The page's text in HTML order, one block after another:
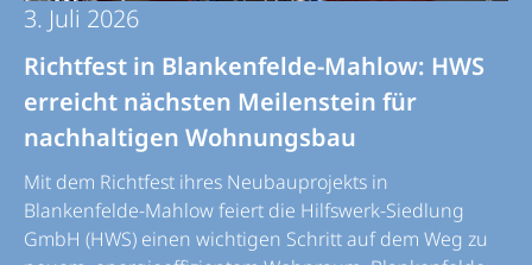
3. Juli 2026
Richtfest in Blankenfelde-Mahlow: HWS
erreicht nächsten Meilenstein für
nachhaltigen Wohnungsbau
Mit dem Richtfest ihres Neubauprojekts in
Blankenfelde-Mahlow feiert die Hilfswerk-Siedlung
GmbH (HWS) einen wichtigen Schritt auf dem Weg zu